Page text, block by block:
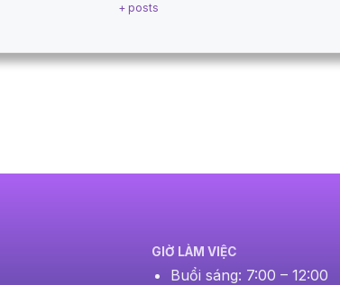
+ posts
GIỜ LÀM VIỆC
Buổi sáng: 7:00 – 12:00